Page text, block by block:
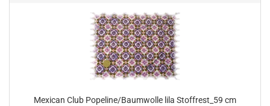
Mexican Club Popeline/Baumwolle lila Stoffrest_59 cm